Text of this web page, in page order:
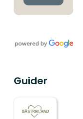
Guider